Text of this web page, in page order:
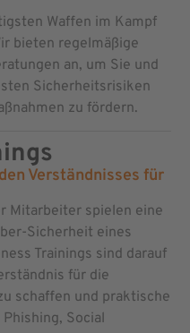
Waffen im Kampf
bieten regelmäßige
an, um Sie und
Sicherheitsrisiken
zu fördern.
Verständnisses für
Mitarbeiter spielen eine
Sicherheit eines
Trainings sind darauf
für die
schaffen und praktische
Social